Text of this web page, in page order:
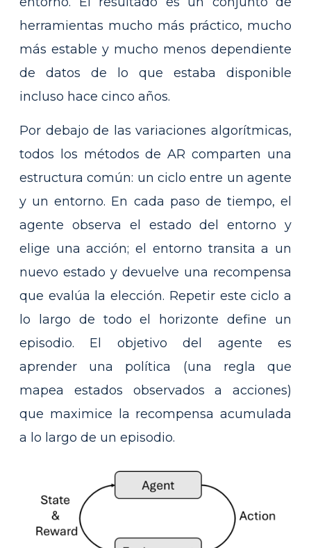
herramientas mucho más práctico, mucho
más estable y mucho menos dependiente
de datos de lo que estaba disponible
incluso hace cinco años.
Por debajo de las variaciones algorítmicas,
todos los métodos de AR comparten una
estructura común: un ciclo entre un agente
y un entorno. En cada paso de tiempo, el
agente observa el estado del entorno y
elige una acción; el entorno transita a un
nuevo estado y devuelve una recompensa
que evalúa la elección. Repetir este ciclo a
lo largo de todo el horizonte define un
episodio. El objetivo del agente es
aprender una política (una regla que
mapea estados observados a acciones)
que maximice la recompensa acumulada
a lo largo de un episodio.